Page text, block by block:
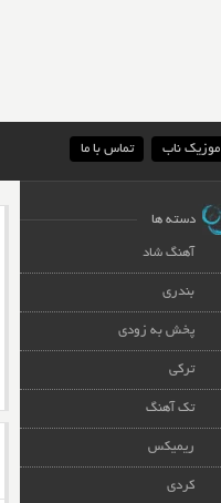
موزیک ناب تماس با ما
دسته ها
آهنگ شاد
بندری
پخش به زودی
ترکی
تک آهنگ
ریمیکس
کردی